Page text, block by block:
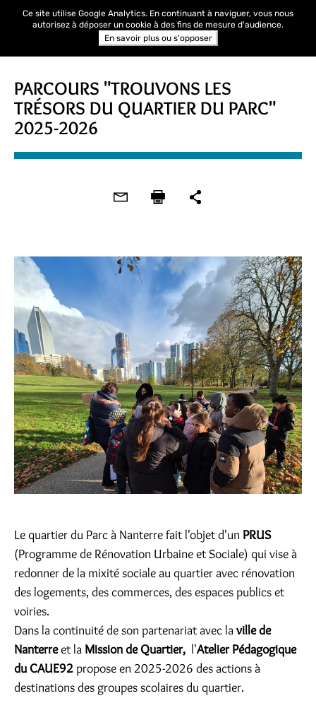
PARCOURS "TROUVONS LES
TRÉSORS DU QUARTIER DU PARC"
2025-2026
Le quartier du Parc à Nanterre fait l'objet d'un PRUS
(Programme de Rénovation Urbaine et Sociale) qui vise à
redonner de la mixité sociale au quartier avec rénovation
des logements, des commerces, des espaces publics et
voiries.
Dans la continuité de son partenariat avec laville de
Nanterreet la Mission de Quartier, l'Atelier Pédagogique
du CAUE92 propose en 2025-2026 des actions à
destinations des groupes scolaires du quartier.
Ce site utilise Google Analytics. En continuant à naviguer, vous nous
autorisez à déposer un cookie à des fins de mesure d'audience.
En savoir plus ou s'opposer